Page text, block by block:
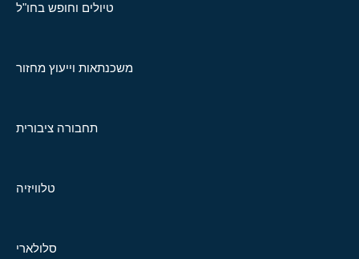
טיולים וחופש בחו"ל
משכנתאות וייעוץ מחזור
תחבורה ציבורית
טלוויזיה
סלולארי